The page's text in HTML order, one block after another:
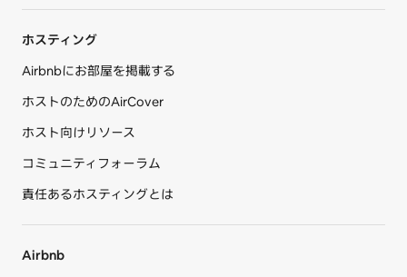
ホスティング
Airbnbにお部屋を掲載する
ホストのためのAirCover
ホスト向けリソース
コミュニティフォーラム
責任あるホスティングとは
Airbnb